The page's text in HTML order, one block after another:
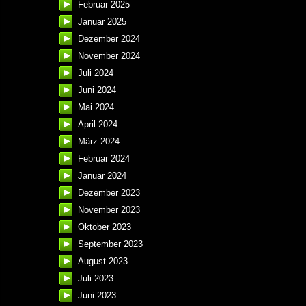
Februar 2025
Januar 2025
Dezember 2024
November 2024
Juli 2024
Juni 2024
Mai 2024
April 2024
März 2024
Februar 2024
Januar 2024
Dezember 2023
November 2023
Oktober 2023
September 2023
August 2023
Juli 2023
Juni 2023